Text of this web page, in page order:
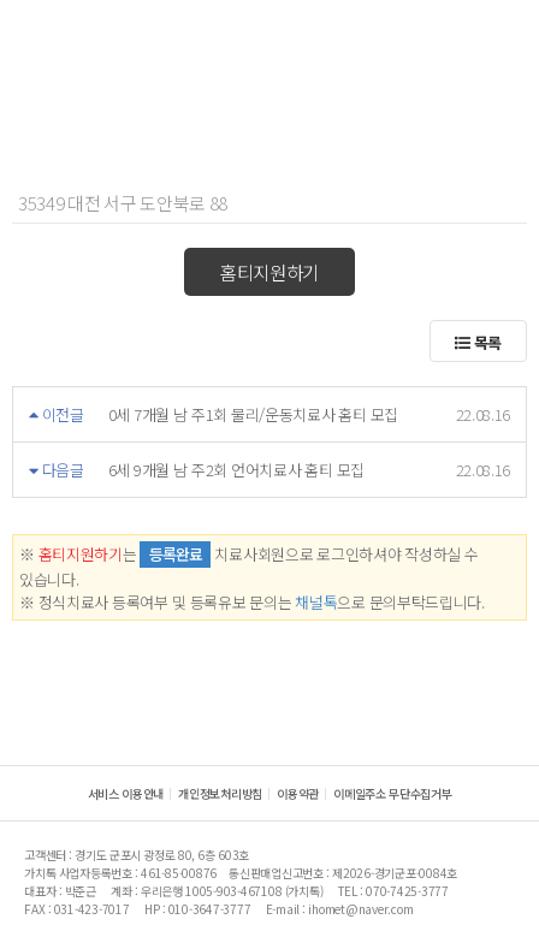
35349 대전 서구 도안북로 88
홈티지원하기
목록
이전글 0세 7개월 남 주1회 물리/운동치료사 홈티 모집 22.08.16
다음글 6세 9개월 남 주2회 언어치료사 홈티 모집 22.08.16
※ 홈티지원하기는 등록완료 치료사회원으로 로그인하셔야 작성하실 수
있습니다.
※ 정식치료사 등록여부 및 등록유보 문의는 채널톡으로 문의부탁드립니다.
서비스 이용안내 개인정보처리방침 이용약관 이메일주소 무단수집거부
고객센터 : 경기도 군포시 광정로 80, 6층 603호
가치톡 사업자등록번호 : 461-85-00876
통신판매업신고번호 : 제2026-경기군포-0084호
대표자 : 박준근
계좌 : 우리은행 1005-903-467108 (가치톡)
TEL : 070-7425-3777
FAX : 031-423-7017
HP : 010-3647-3777 E-mail : ihomet@naver.com